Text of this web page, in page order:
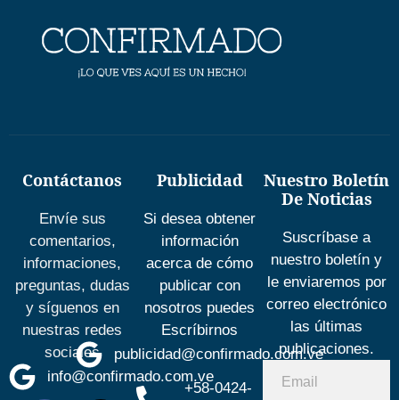
Contáctanos
Envíe sus
comentarios,
informaciones,
preguntas, dudas
y síguenos en
nuestras redes
sociales
info@confirmado.com.ve
Publicidad
Si desea obtener
información
acerca de cómo
publicar con
nosotros puedes
Escríbirnos
publicidad@confirmado.com.ve
+58-0424-
Nuestro Boletín
De Noticias
Suscríbase a
nuestro boletín y
le enviaremos por
correo electrónico
las últimas
publicaciones.